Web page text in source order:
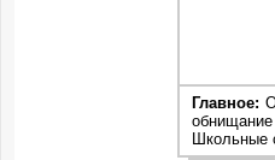
Главное:
Школьные